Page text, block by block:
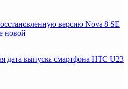
версию Nova 8 SE
новой
дата выпуска смартфона HTC U23